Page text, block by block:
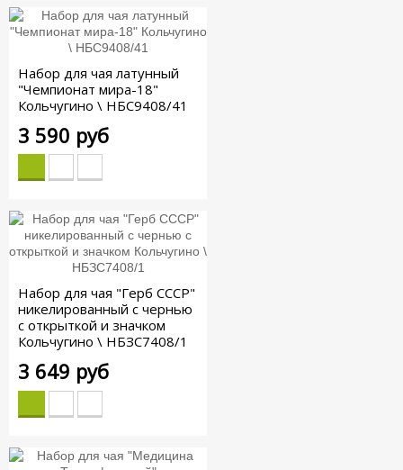
Набор для чая латунный
"Чемпионат мира-18"
Кольчугино \ НБС9408/41
3 590 руб
Набор для чая "Герб СССР"
никелированный с чернью
с открыткой и значком
Кольчугино \ НБЗС7408/1
3 649 руб